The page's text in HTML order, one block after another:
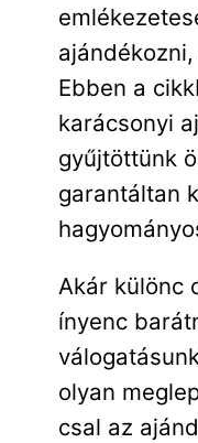
Ebben a
karácsonyi
gyűjtöttünk
garantáltan
Akár különc
ínyenc
olyan
csal az